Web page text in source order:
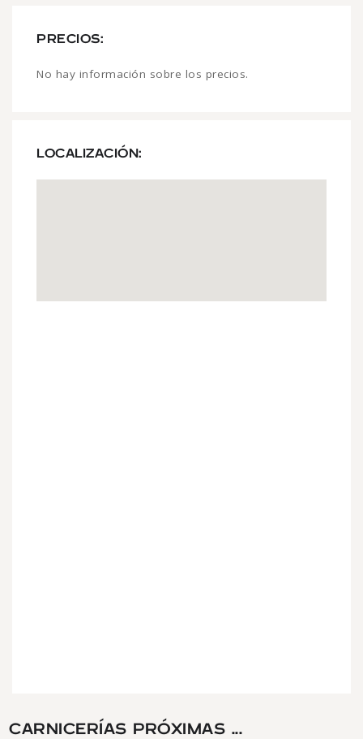
PRECIOS:
No hay información sobre los precios.
LOCALIZACIÓN:
CARNICERÍAS PRÓXIMAS ...